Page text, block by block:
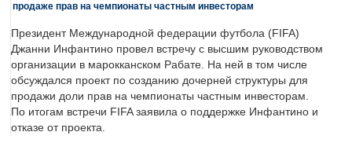
продаже прав на чемпионаты частным инвесторам
Президент Международной федерации футбола (FIFA)
Джанни Инфантино провел встречу с высшим руководством
организации в марокканском Рабате. На ней в том числе
обсуждался проект по созданию дочерней структуры для
продажи доли прав на чемпионаты частным инвесторам.
По итогам встречи FIFA заявила о поддержке Инфантино и
отказе от проекта.